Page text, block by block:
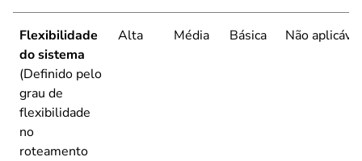
Flexibilidade
do sistema
(Definido pelo
grau de
flexibilidade
no
roteamento
Alta Média Básica Não aplicável